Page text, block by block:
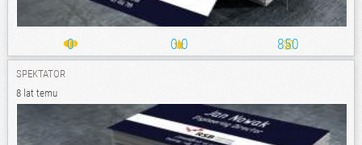
0 0.0 850
SPEKTATOR
8 lat temu